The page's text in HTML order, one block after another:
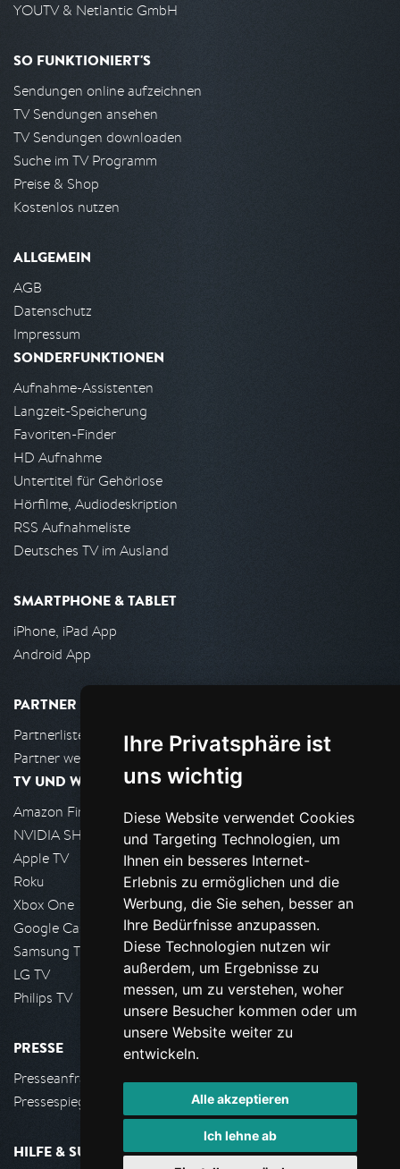
Ihre Privatsphäre ist
uns wichtig
Diese Website verwendet Cookies
und Targeting Technologien, um
Ihnen ein besseres Internet-
Erlebnis zu ermöglichen und die
Werbung, die Sie sehen, besser an
Ihre Bedürfnisse anzupassen.
Diese Technologien nutzen wir
außerdem, um Ergebnisse zu
messen, um zu verstehen, woher
unsere Besucher kommen oder um
unsere Website weiter zu
entwickeln.
Alle akzeptieren
Ich lehne ab
YOUTV & Netlantic GmbH
SO FUNKTIONIERT'S
Sendungen online aufzeichnen
TV Sendungen ansehen
TV Sendungen downloaden
Suche im TV Programm
Preise & Shop
Kostenlos nutzen
ALLGEMEIN
AGB
Datenschutz
Impressum
SONDERFUNKTIONEN
Aufnahme-Assistenten
Langzeit-Speicherung
Favoriten-Finder
HD Aufnahme
Untertitel für Gehörlose
Hörfilme, Audiodeskription
RSS Aufnahmeliste
Deutsches TV im Ausland
SMARTPHONE & TABLET
iPhone, iPad App
Android App
PARTNER
Partnerliste
Partner werden
TV UND WOHNZIMMER
Amazon FireTV
NVIDIA SHIELD, Google TV
Apple TV
Roku
Xbox One
Google Cast
Samsung TV
LG TV
Philips TV
PRESSE
Presseanfrage stellen
Pressespiegel
HILFE & SUPPORT